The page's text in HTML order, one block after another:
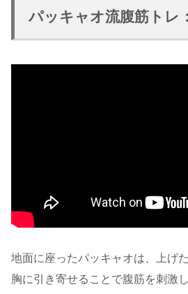
パッキャオ流腹筋トレ
地面に座ったパッキャオは、上げ
胸に引き寄せることで腹筋を刺激